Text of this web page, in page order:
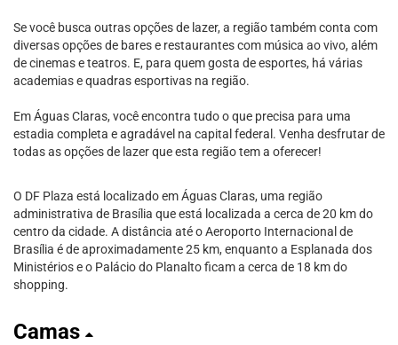
Se você busca outras opções de lazer, a região também conta com
diversas opções de bares e restaurantes com música ao vivo, além
de cinemas e teatros. E, para quem gosta de esportes, há várias
academias e quadras esportivas na região.
Em Águas Claras, você encontra tudo o que precisa para uma
estadia completa e agradável na capital federal. Venha desfrutar de
todas as opções de lazer que esta região tem a oferecer!
O DF Plaza está localizado em Águas Claras, uma região
administrativa de Brasília que está localizada a cerca de 20 km do
centro da cidade. A distância até o Aeroporto Internacional de
Brasília é de aproximadamente 25 km, enquanto a Esplanada dos
Ministérios e o Palácio do Planalto ficam a cerca de 18 km do
shopping.
Camas